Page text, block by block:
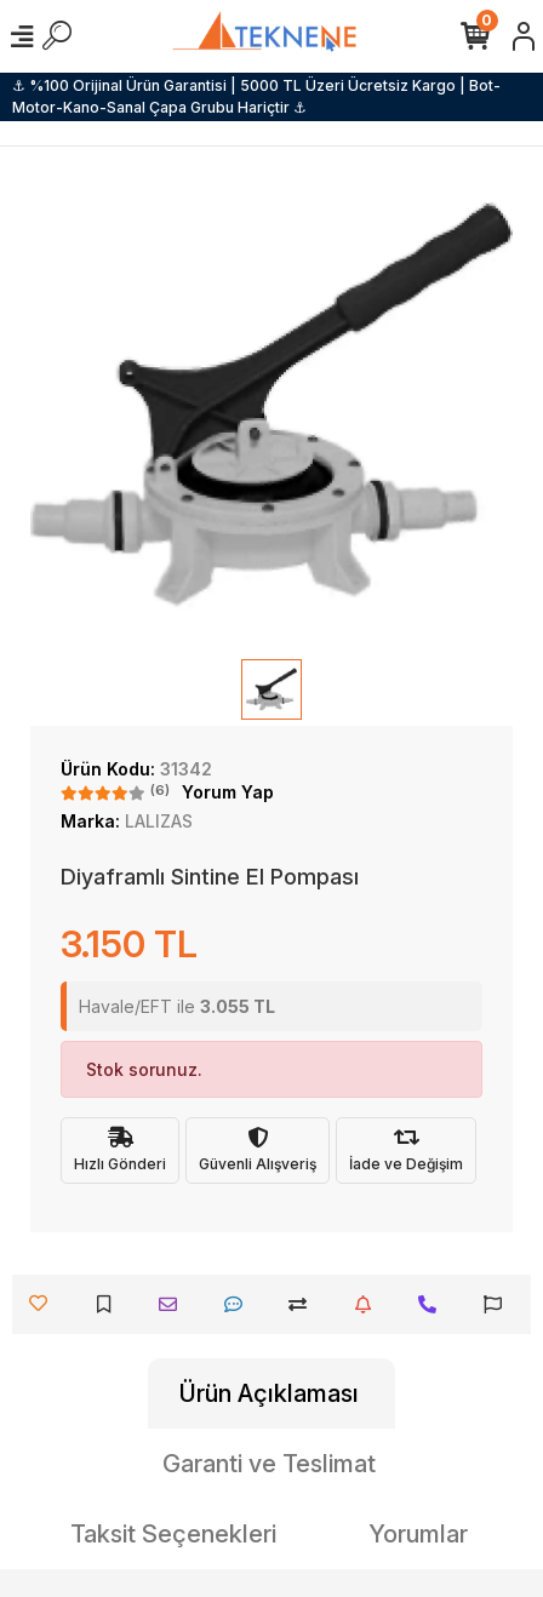
⚓ %100 Orijinal Ürün Garantisi | 5000 TL Üzeri Ücretsiz Kargo | Bot-
Motor-Kano-Sanal Çapa Grubu Hariçtir ⚓
0
Ürün Kodu: 31342
(6)
Yorum Yap
Marka: LALIZAS
Diyaframlı Sintine El Pompası
3.150 TL
Havale/EFT ile 3.055 TL
Stok sorunuz.
Hızlı Gönderi Güvenli Alışveriş İade ve Değişim
Ürün Açıklaması
Garanti ve Teslimat
Taksit Seçenekleri Yorumlar